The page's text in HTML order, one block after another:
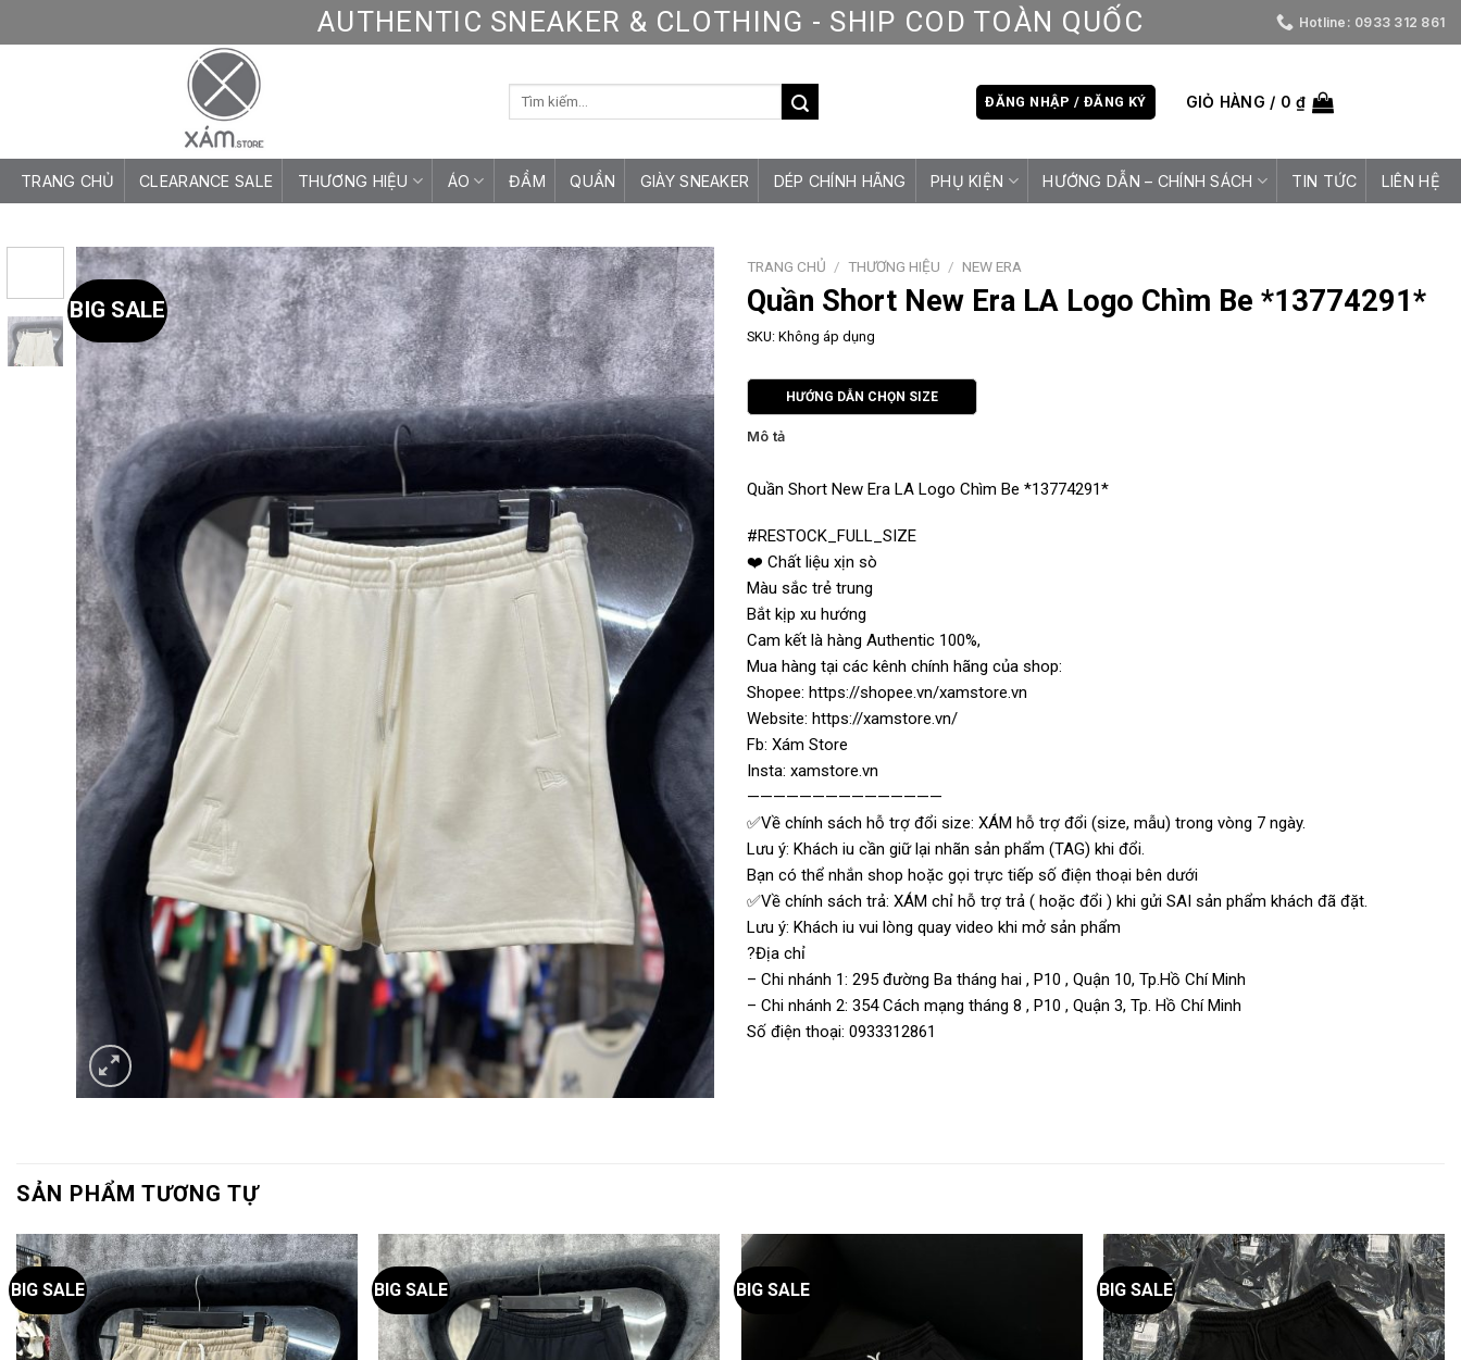
to
AUTHENTIC SNEAKER & CLOTHING - SHIP COD TOÀN QUỐC Hotline: 0933 312 861
Tìm
ĐĂNG NHẬP / ĐĂNG KÝ GIỎ HÀNG / 0₫
TRANG CHỦ CLEARANCE SALE THƯƠNG HIỆU ÁO ĐẦM QUẦN GIÀY SNEAKER DÉP CHÍNH HÃNG PHỤ KIỆN HƯỚNG DẪN – CHÍNH SÁCH TIN TỨC LIÊN HỆ
BIG SALE
TRANG CHỦ / THƯƠNG HIỆU / NEW ERA
Quần Short New Era LA Logo Chìm Be *13774291*
SKU: Không áp dụng
HƯỚNG DẪN CHỌN SIZE
Mô tả
Quần Short New Era LA Logo Chìm Be *13774291*
#RESTOCK_FULL_SIZE
❤️ Chất liệu xịn sò
Màu sắc trẻ trung
Bắt kịp xu hướng
Cam kết là hàng Authentic 100%,
Mua hàng tại các kênh chính hãng của shop:
Shopee: https://shopee.vn/xamstore.vn
Website: https://xamstore.vn/
Fb: Xám Store
Insta: xamstore.vn
———————————————
✅Về chính sách hỗ trợ đổi size: XÁM hỗ trợ đổi (size, mẫu) trong vòng 7 ngày.
Lưu ý: Khách iu cần giữ lại nhãn sản phẩm (TAG) khi đổi.
Bạn có thể nhắn shop hoặc gọi trực tiếp số điện thoại bên dưới
✅Về chính sách trả: XÁM chỉ hỗ trợ trả ( hoặc đổi ) khi gửi SAI sản phẩm khách đã đặt.
Lưu ý: Khách iu vui lòng quay video khi mở sản phẩm
?Địa chỉ
– Chi nhánh 1: 295 đường Ba tháng hai , P10 , Quận 10, Tp.Hồ Chí Minh
– Chi nhánh 2: 354 Cách mạng tháng 8 , P10 , Quận 3, Tp. Hồ Chí Minh
Số điện thoại: 0933312861
SẢN PHẨM TƯƠNG TỰ
BIG SALE BIG SALE BIG SALE BIG SALE